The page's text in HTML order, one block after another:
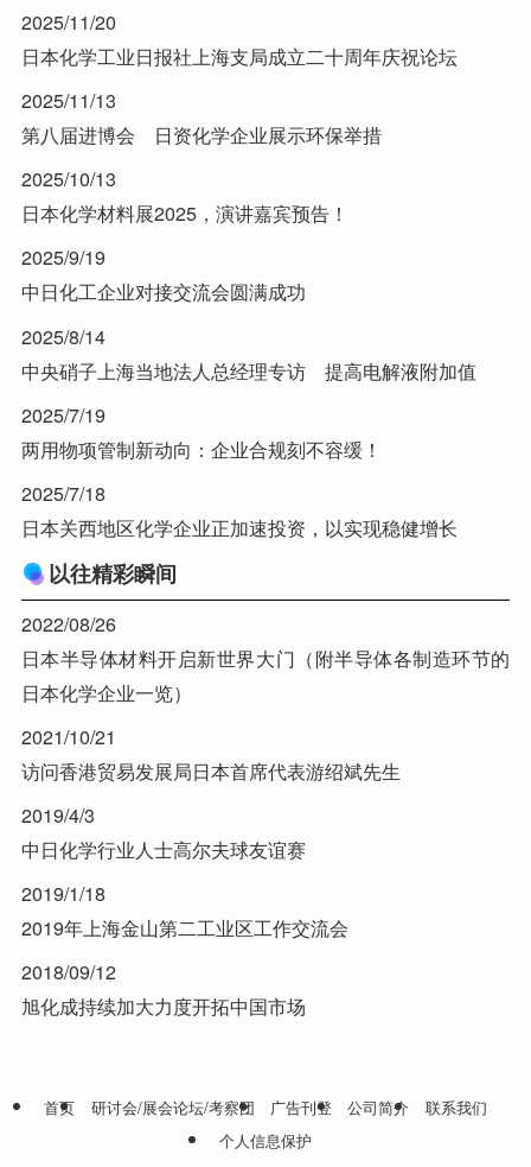
2025/11/20
日本化学工业日报社上海支局成立二十周年庆祝论坛
2025/11/13
第八届进博会 日资化学企业展示环保举措
2025/10/13
日本化学材料展2025，演讲嘉宾预告！
2025/9/19
中日化工企业对接交流会圆满成功
2025/8/14
中央硝子上海当地法人总经理专访 提高电解液附加值
2025/7/19
两用物项管制新动向：企业合规刻不容缓！
2025/7/18
日本关西地区化学企业正加速投资，以实现稳健增长
以往精彩瞬间
2022/08/26
日本半导体材料开启新世界大门（附半导体各制造环节的
日本化学企业一览）
2021/10/21
访问香港贸易发展局日本首席代表游绍斌先生
2019/4/3
中日化学行业人士高尔夫球友谊赛
2019/1/18
2019年上海金山第二工业区工作交流会
2018/09/12
旭化成持续加大力度开拓中国市场
首页 研讨会/展会论坛/考察团 广告刊登 公司简介
联系我们
个人信息保护